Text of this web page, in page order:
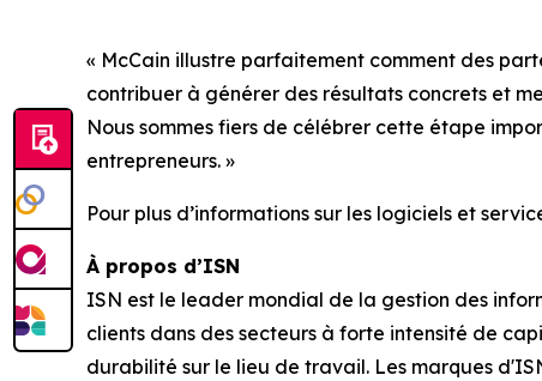
« McCain illustre parfaitement comment des
contribuer à générer des résultats concrets et
Nous sommes fiers de célébrer cette étape
entrepreneurs. »
Pour plus d’informations sur les logiciels et
À propos d’ISN
ISN est le leader mondial de la gestion des
clients dans des secteurs à forte intensité de
durabilité sur le lieu de travail. Les marques